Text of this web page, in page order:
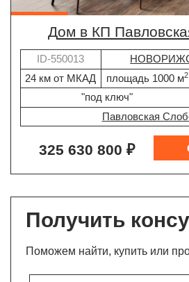
дом в КП
ID-550013
24 км от МКАД
площадь 1000 м2
"под ключ"
Павловская
325 630 800 ₽
Получить
Поможем найти, купить или